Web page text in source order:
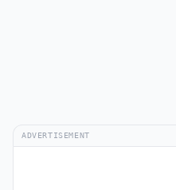
ADVERTISEMENT